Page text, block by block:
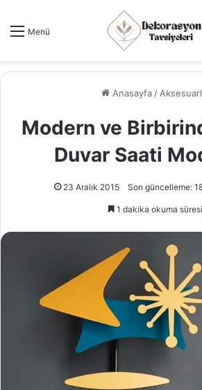
Menü
Anasayfa /
Modern ve
Duvar Saati
23 Aralık 2015 Son güncelleme:
1 dakika okuma süresi